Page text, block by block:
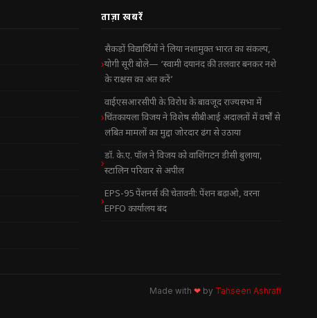
ताज़ा खबरें
सैकड़ों विद्यार्थियों ने लिया नशामुक्त भारत का संकल्प,
योगी सूरी बोले— ‘स्वामी दयानंद की तलवार बनकर नशे
के राक्षस का अंत करें’
वाईएसआरसीपी के विरोध के बावजूद राज्यसभा में
चिंतकायला विजय ने विशेष सीबीआई अदालतों में वर्षों से
लंबित मामलों का मुद्दा जोरदार ढंग से उठाया
डॉ. के.ए. पॉल ने विजय को वाशिंगटन डीसी बुलाया,
स्टालिन परिवार से अपील
EPS-95 पेंशनर्स की चेतावनी: पेंशन बढ़ाओ, वरना
EPFO कार्यालय बंद
Made with ❤ by Tahseen Ashrafi